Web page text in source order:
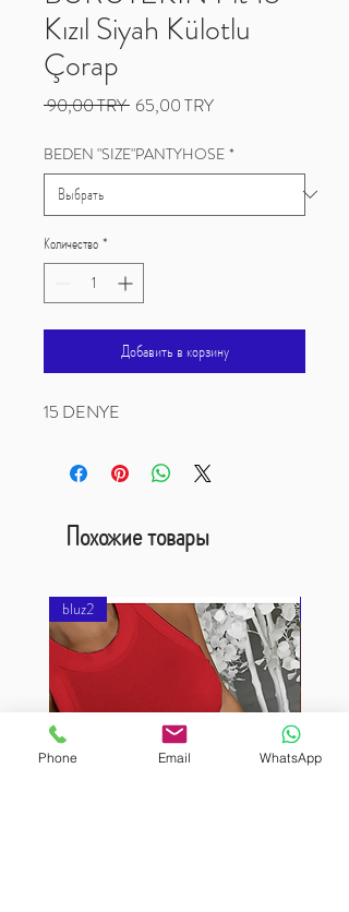
Kızıl Siyah Külotlu
Çorap
90,00 TRY Обычная
65,00 TRYСпеццена
BEDEN "SIZE"PANTYHOSE *
Количество *
Добавить в корзину
15 DENYE
Похожие товары
bluz2
Phone Email WhatsApp